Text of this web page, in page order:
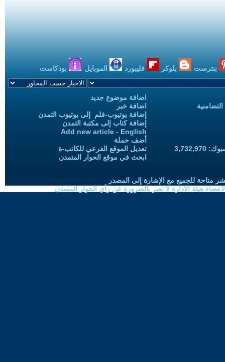
بنترست بلوكر فليبورد الموبايل بودكاست
اضافة موضوع جديد
اضافة خبر
إضافة يوتيوب-فلم إلى يوتيوب التمدن
إضافة كتاب إلى مكتبة التمدن
Add new article - English
أضف حملة
تعديل الموقع الفرعي للكاتب-ة
ابحث في موقع الحوار المتمدن
متاحة للجميع مع الإشارة إلى المصدر
هيئة الادارة لا تعبر بالضرورة عن رأي الحوار المتمدن